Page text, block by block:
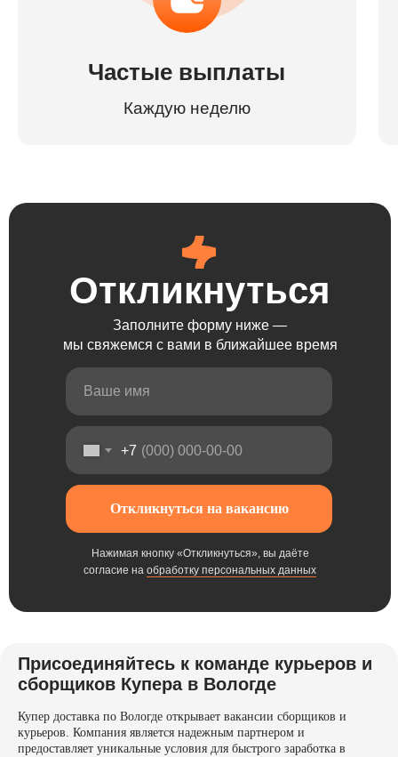
Частые выплаты
Каждую неделю
Откликнуться
Заполните форму ниже —
мы свяжемся с вами в ближайшее время
+7
Откликнуться на вакансию
Нажимая кнопку «Откликнуться», вы даёте
согласие на обработку персональных данных
Присоединяйтесь к команде курьеров и
сборщиков Купера в Вологде
Купер доставка по Вологде открывает вакансии сборщиков и
курьеров. Компания является надежным партнером и
предоставляет уникальные условия для быстрого заработка в